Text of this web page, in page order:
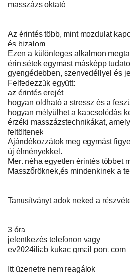
masszázs oktató
Az érintés több, mint mozdulat
és bizalom.
Ezen a különleges alkalmon
érintsétek egymást másképp
gyengédebben, szenvedéllyel és
Felfedezzük együtt:
az érintés erejét
hogyan oldható a stressz és a
hogyan mélyülhet a kapcsolódás
érzéki masszázstechnikákat,
feltöltenek
Ajándékozzátok meg egymást
új élményekkel.
Mert néha egyetlen érintés többet
Masszőröknek,és mindenkinek a
Tanusítványt adok neked a
3 óra
jelentkezés telefonon vagy
ev2024iliab kukac gmail pont com
Itt üzenetre nem reagálok